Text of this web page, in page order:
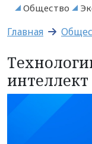
Общество
Главная